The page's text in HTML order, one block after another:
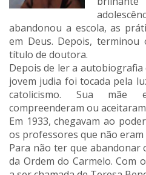
abandonou a escola, as
em Deus. Depois, terminou
título de doutora.
Depois de ler a autobiografia
jovem judia foi tocada pela
catolicismo. Sua
compreenderam ou
Em 1933, chegavam ao
os professores que não
Para não ter que abandonar
da Ordem do Carmelo. Com